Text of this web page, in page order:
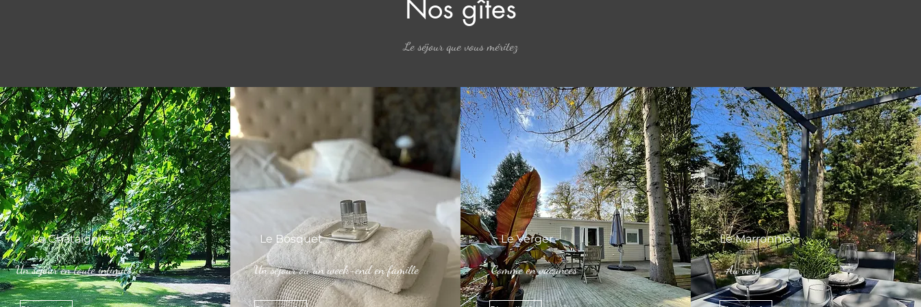
Nos gîtes
Le séjour que vous méritez
Le Châtaignier
Un séjour en toute intimité
Le Bosquet
Un séjour ou un week-end en famille
Le Verger
Comme en vacances
Le Marronnier
Au vert